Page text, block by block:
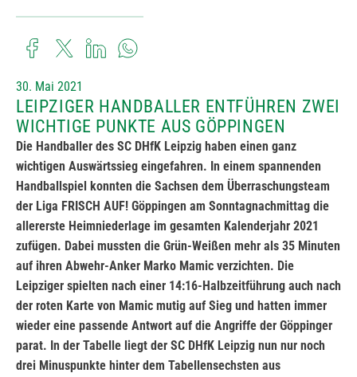
30. Mai 2021
LEIPZIGER HANDBALLER ENTFÜHREN ZWEI
WICHTIGE PUNKTE AUS GÖPPINGEN
Die Handballer des SC DHfK Leipzig haben einen ganz
wichtigen Auswärtssieg eingefahren. In einem spannenden
Handballspiel konnten die Sachsen dem Überraschungsteam
der Liga FRISCH AUF! Göppingen am Sonntagnachmittag die
allererste Heimniederlage im gesamten Kalenderjahr 2021
zufügen. Dabei mussten die Grün-Weißen mehr als 35 Minuten
auf ihren Abwehr-Anker Marko Mamic verzichten. Die
Leipziger spielten nach einer 14:16-Halbzeitführung auch nach
der roten Karte von Mamic mutig auf Sieg und hatten immer
wieder eine passende Antwort auf die Angriffe der Göppinger
parat. In der Tabelle liegt der SC DHfK Leipzig nun nur noch
drei Minuspunkte hinter dem Tabellensechsten aus